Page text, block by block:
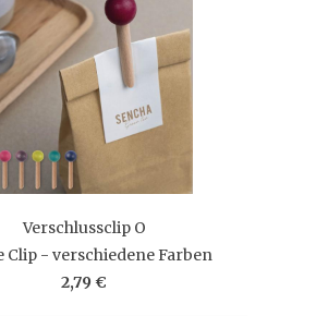
Verschlussclip O
Clip - verschiedene Farben
2,79 €